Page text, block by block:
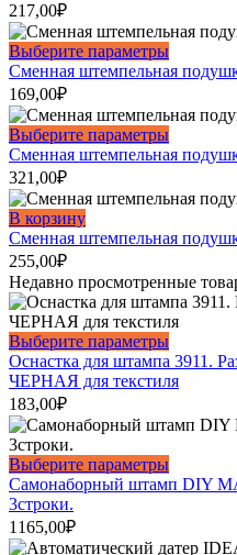
вариаций.
Опции
можно
на
странице
товара.
217,00₽
Выберите параметрыЭтот
товар
вариаций.
Опции
можно
на
товара.
Сменная штемпельная
169,00₽
Выберите параметрыЭтот
товар
вариаций.
Опции
можно
на
странице
товара.
Сменная штемпельная
321,00₽
В корзину
Сменная штемпельная
255,00₽
Недавно просмотренные
Выберите параметрыЭтот
товар
имеет
можно
выбрать
на
товара.
Оснастка для штампа 3911.
ЧЕРНАЯ для текстиля
183,00₽
Выберите параметрыЭтот
товар
Самонаборный штамп DIY
3строки.
1165,00₽